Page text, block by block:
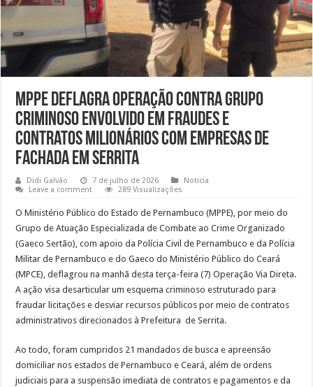
MPPE deflagra operação contra grupo
criminoso envolvido em fraudes e
contratos milionários com empresas de
fachada em Serrita
Didi Galvão 7 de julho de 2026
Notícia
Leave a comment
289 Visualizações
O Ministério Público do Estado de Pernambuco (MPPE), por meio do
Grupo de Atuação Especializada de Combate ao Crime Organizado
(Gaeco Sertão), com apoio da Polícia Civil de Pernambuco e da Polícia
Militar de Pernambuco e do Gaeco do Ministério Público do Ceará
(MPCE), deflagrou na manhã desta terça-feira (7) Operação Via Direta.
A ação visa desarticular um esquema criminoso estruturado para
fraudar licitações e desviar recursos públicos por meio de contratos
administrativos direcionados à Prefeitura de Serrita.
Ao todo, foram cumpridos 21 mandados de busca e apreensão
domiciliar nos estados de Pernambuco e Ceará, além de ordens
judiciais para a suspensão imediata de contratos e pagamentos e da